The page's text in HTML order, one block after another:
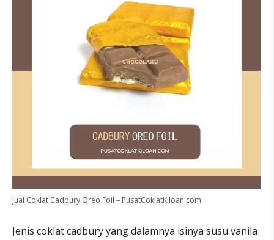
Jual Coklat Cadbury Oreo Foil – PusatCoklatKiloan.com
Jenis coklat cadbury yang dalamnya isinya susu vanila